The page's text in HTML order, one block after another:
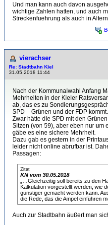
Und man kann auch davon
wichtige Zahlen hatten, und auch
Streckenfuehrung als auch in
vierachser
Re: Stadtbahn Kiel
31.05.2018 11:44
Nach der Kommunalwahl Anfang
Mehrheiten in der Kieler
ab, das es zu
SPD – Grünen und der FDP kommt.
Zwar hätte die SPD mit den
Sitzen (von 59), aber eben nur um
gäbe es eine sichere Mehrheit.
Dazu gab es gestern in der
leider nicht online abrufbar ist.
Passagen:
Zitat
KN vom 30.05.2018
„…Gleichzeitig soll bereits zu den
Kalkulation vorgestellt werden, wie
günstiger gemacht werden kann.
die Rede, das die Ampel einführen
Auch zur Stadtbahn äußert man